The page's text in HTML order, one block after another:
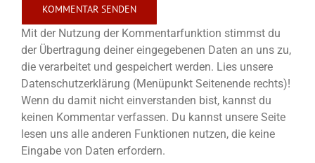
Mit der Nutzung der Kommentarfunktion stimmst du
der Übertragung deiner eingegebenen Daten an uns zu,
die verarbeitet und gespeichert werden. Lies unsere
Datenschutzerklärung (Menüpunkt Seitenende rechts)!
Wenn du damit nicht einverstanden bist, kannst du
keinen Kommentar verfassen. Du kannst unsere Seite
lesen uns alle anderen Funktionen nutzen, die keine
Eingabe von Daten erfordern.